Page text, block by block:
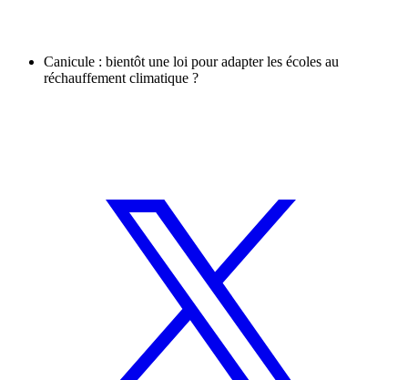
Canicule : bientôt une loi pour adapter les écoles au
réchauffement climatique ?